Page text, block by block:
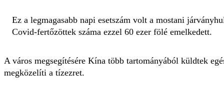
Ez a legmagasabb napi esetszám volt a mostani
Covid-fertőzöttek száma ezzel 60 ezer fölé emelkedett.
A város megsegítésére Kína több tartományából küldtek
megközelíti a tízezret.